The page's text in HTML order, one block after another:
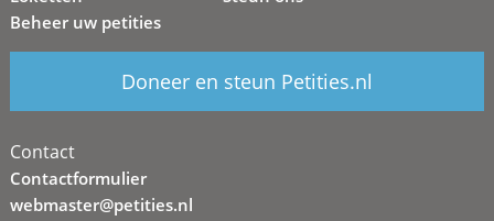
Beheer uw petities
Doneer en steun Petities.nl
Contact
Contactformulier
webmaster@petities.nl